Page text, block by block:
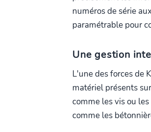
numéros de série
paramétrable pour
Une gestion
L'une des forces de
matériel présents
comme les vis ou
comme les